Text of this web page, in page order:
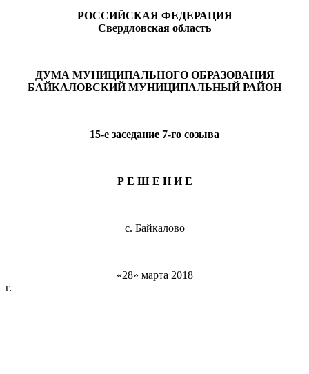
РОССИЙСКАЯ ФЕДЕРАЦИЯ
Свердловская область
ДУМА МУНИЦИПАЛЬНОГО ОБРАЗОВАНИЯ
БАЙКАЛОВСКИЙ МУНИЦИПАЛЬНЫЙ РАЙОН
15-е заседание 7-го созыва
Р Е Ш Е Н И Е
с. Байкалово
«28» марта 2018
г. №